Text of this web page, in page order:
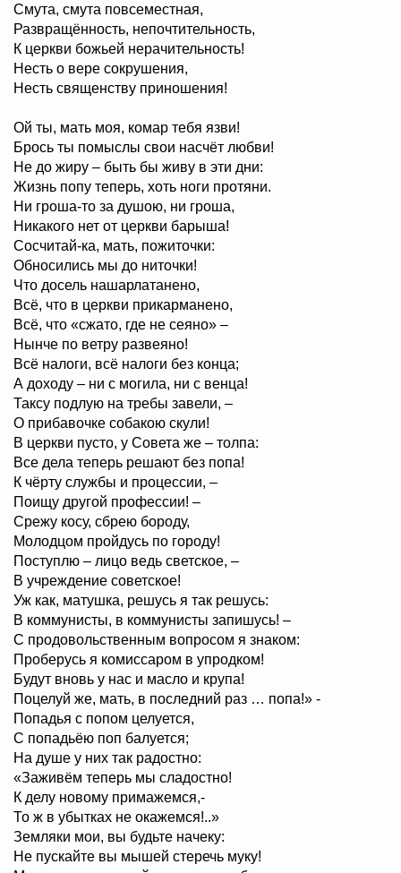
Смута, смута повсеместная,
Развращённость, непочтительность,
К церкви божьей нерачительность!
Несть о вере сокрушения,
Несть священству приношения!
Ой ты, мать моя, комар тебя язви!
Брось ты помыслы свои насчёт любви!
Не до жиру – быть бы живу в эти дни:
Жизнь попу теперь, хоть ноги протяни.
Ни гроша-то за душою, ни гроша,
Никакого нет от церкви барыша!
Сосчитай-ка, мать, пожиточки:
Обносились мы до ниточки!
Что досель нашарлатанено,
Всё, что в церкви прикарманено,
Всё, что «сжато, где не сеяно» –
Нынче по ветру развеяно!
Всё налоги, всё налоги без конца;
А доходу – ни с могила, ни с венца!
Таксу подлую на требы завели, –
О прибавочке собакою скули!
В церкви пусто, у Совета же – толпа:
Все дела теперь решают без попа!
К чёрту службы и процессии, –
Поищу другой профессии! –
Срежу косу, сбрею бороду,
Молодцом пройдусь по городу!
Поступлю – лицо ведь светское, –
В учреждение советское!
Уж как, матушка, решусь я так решусь:
В коммунисты, в коммунисты запишусь! –
С продовольственным вопросом я знаком:
Проберусь я комиссаром в упродком!
Будут вновь у нас и масло и крупа!
Поцелуй же, мать, в последний раз … попа!» -
Попадья с попом целуется,
С попадьёю поп балуется;
На душе у них так радостно:
«Заживём теперь мы сладостно!
К делу новому примажемся,-
То ж в убытках не окажемся!..»
Земляки мои, вы будьте начеку:
Не пускайте вы мышей стеречь муку!